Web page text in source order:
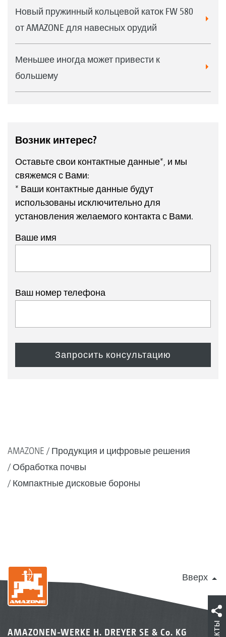
Новый пружинный кольцевой каток FW 580
от AMAZONE для навесных орудий
Меньшее иногда может привести к
большему
Возник интерес?
Оставьте свои контактные данные*, и мы
свяжемся с Вами:
* Ваши контактные данные будут
использованы исключительно для
установления желаемого контакта с Вами.
Ваше имя
Ваш номер телефона
AMAZONE
Продукция и цифровые решения
Обработка почвы
Компактные дисковые бороны
Вверх
AMAZONEN-WERKE H. DREYER SE & Co. KG